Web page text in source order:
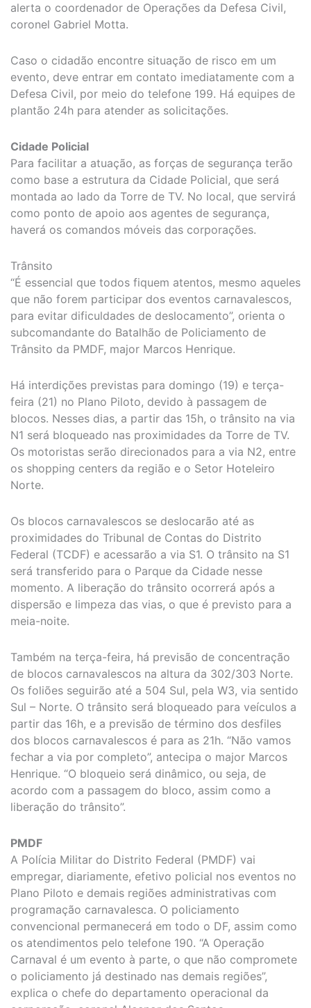
alerta o coordenador de Operações da Defesa Civil,
coronel Gabriel Motta.
Caso o cidadão encontre situação de risco em um
evento, deve entrar em contato imediatamente com a
Defesa Civil, por meio do telefone 199. Há equipes de
plantão 24h para atender as solicitações.
Cidade Policial
Para facilitar a atuação, as forças de segurança terão
como base a estrutura da Cidade Policial, que será
montada ao lado da Torre de TV. No local, que servirá
como ponto de apoio aos agentes de segurança,
haverá os comandos móveis das corporações.
Trânsito
“É essencial que todos fiquem atentos, mesmo aqueles
que não forem participar dos eventos carnavalescos,
para evitar dificuldades de deslocamento”, orienta o
subcomandante do Batalhão de Policiamento de
Trânsito da PMDF, major Marcos Henrique.
Há interdições previstas para domingo (19) e terça-
feira (21) no Plano Piloto, devido à passagem de
blocos. Nesses dias, a partir das 15h, o trânsito na via
N1 será bloqueado nas proximidades da Torre de TV.
Os motoristas serão direcionados para a via N2, entre
os shopping centers da região e o Setor Hoteleiro
Norte.
Os blocos carnavalescos se deslocarão até as
proximidades do Tribunal de Contas do Distrito
Federal (TCDF) e acessarão a via S1. O trânsito na S1
será transferido para o Parque da Cidade nesse
momento. A liberação do trânsito ocorrerá após a
dispersão e limpeza das vias, o que é previsto para a
meia-noite.
Também na terça-feira, há previsão de concentração
de blocos carnavalescos na altura da 302/303 Norte.
Os foliões seguirão até a 504 Sul, pela W3, via sentido
Sul – Norte. O trânsito será bloqueado para veículos a
partir das 16h, e a previsão de término dos desfiles
dos blocos carnavalescos é para as 21h. “Não vamos
fechar a via por completo”, antecipa o major Marcos
Henrique. “O bloqueio será dinâmico, ou seja, de
acordo com a passagem do bloco, assim como a
liberação do trânsito”.
PMDF
A Polícia Militar do Distrito Federal (PMDF) vai
empregar, diariamente, efetivo policial nos eventos no
Plano Piloto e demais regiões administrativas com
programação carnavalesca. O policiamento
convencional permanecerá em todo o DF, assim como
os atendimentos pelo telefone 190. “A Operação
Carnaval é um evento à parte, o que não compromete
o policiamento já destinado nas demais regiões”,
explica o chefe do departamento operacional da